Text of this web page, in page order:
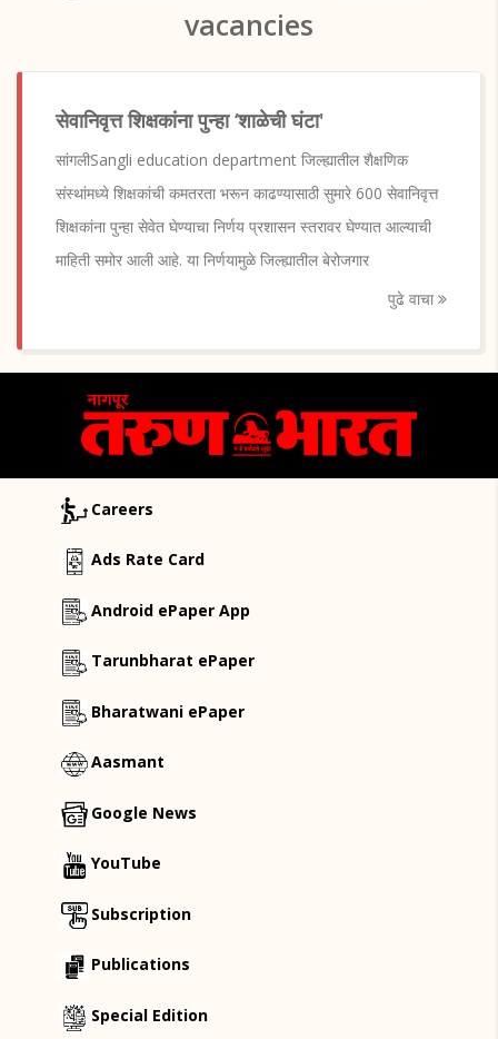
vacancies
सेवानिवृत्त शिक्षकांना पुन्हा ‘शाळेची घंटा'
सांगलीSangli education department जिल्ह्यातील शैक्षणिक
संस्थांमध्ये शिक्षकांची कमतरता भरून काढण्यासाठी सुमारे 600 सेवानिवृत्त
शिक्षकांना पुन्हा सेवेत घेण्याचा निर्णय प्रशासन स्तरावर घेण्यात आल्याची
माहिती समोर आली आहे. या निर्णयामुळे जिल्ह्यातील बेरोजगार
पुढे वाचा
Careers
Ads Rate Card
Android ePaper App
Tarunbharat ePaper
Bharatwani ePaper
Aasmant
Google News
YouTube
Subscription
Publications
Special Edition